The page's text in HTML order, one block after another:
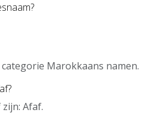
Marokkaans namen.
Afaf.